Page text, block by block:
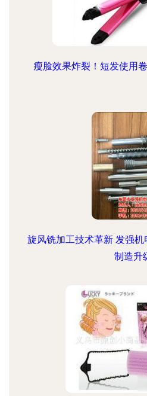
瘦脸效果炸裂！短发使用
旋风铣加工技术革新 发强
制造升